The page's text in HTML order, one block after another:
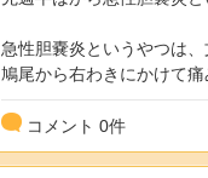
急性胆嚢炎というやつは
鳩尾から右わきにかけて痛
コメント 0件